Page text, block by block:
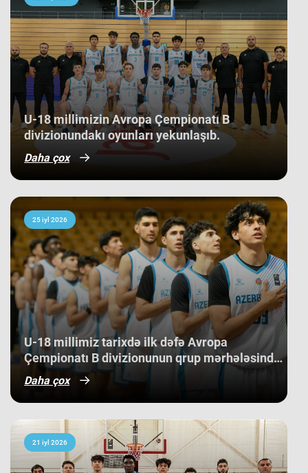
tarixində bir ilk kimi də statistikaya
düşüb. İlk baxışda yarışın tam
mərkəzində qərarlaşmaq adi bir
nəticə kimi görünsə də,
komandamızın yer aldığı qrupun
ağırlığı və rəqiblərin səviyyəsi bu
nəticənin adi bir nəticə olmadığını
göstərir. Bunu qrup mərhələsində
qarşılaşdığımız komandaların
çempionatın sonundakı yekun
mövqeləri də aydın sübut edir. Belə ki,
qrupdakı ən güclü rəqibimiz olan
İsveç millisi çempionatın bürünc
5-cisi olub. Şimali Makedoniya
yığması isə ilk onluqda qərarlaşaraq
çempionatı 9-cu sırada bitirib.
Millimiz çempionat boyu göstərdiyi
əzmkar oyun sayəsində ümumi
sıralamada düz 10 ölkəni geridə
qoymağı bacarıb. Basketbolçularımız
turnir cədvəlində Niderland, İsveçrə,
Kipr, Gürcüstan, Danimarka, Estoniya,
Slovakiya, Ermənistan, Albaniya və
Kosovo kimi komandaları üstəliyə
bilib. ​Belə bir gərgin rəqabət
mühitində qazanılan 11-ci yer gənc
basketbolçularımız üçün həm böyük
beynəlxalq təcrübə, həm də gələcək
turnirlərdə daha böyük uğurlar
U-18 millimizin Avropa Çempionatı B
divizionundakı oyunları yekunlaşıb.
Daha çox
25 iyl 2026
U-18 millimiz tarixdə ilk dəfə Avropa
Çempionatı B divizionunun qrup mərhələsində
qələbə qazanıb.
Daha çox
21 iyl 2026